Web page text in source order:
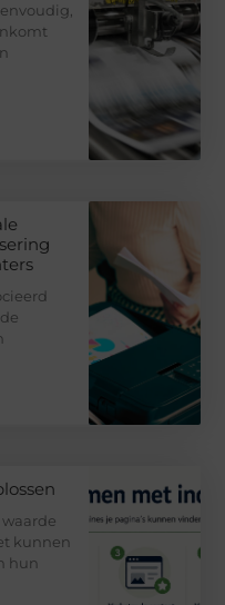
kunnen
hun